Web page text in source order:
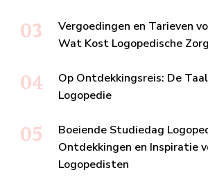
Vergoedingen en Tarieven
Wat Kost Logopedische
Op Ontdekkingsreis: De
Logopedie
Boeiende Studiedag
Ontdekkingen en Inspiratie
Logopedisten